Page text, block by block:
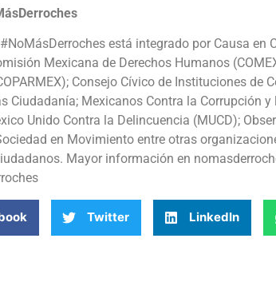
está integrado por Causa en
Mexicana de Derechos Humanos
Consejo Cívico de Instituciones de
Ciudadanía; Mexicanos Contra la Corrupción
Unido Contra la Delincuencia (MUCD);
en Movimiento entre otras
Mayor información en
Twitter LinkedIn